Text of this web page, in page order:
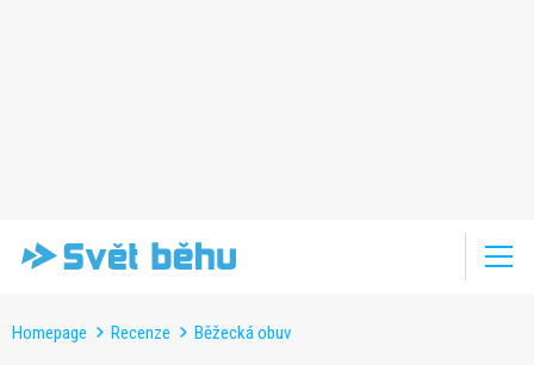
Homepage Recenze Běžecká obuv